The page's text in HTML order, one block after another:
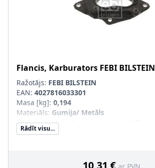
Flancis, Karburators FEBI BILSTEIN
Ražotājs: FEBI BILSTEIN
EAN: 4027816033301
Masa [kg]: 0,194
Materiāls: Gumija/ Metāls
Papildu artikuls/Papildu info 2
Rādīt visu...
10,31 €